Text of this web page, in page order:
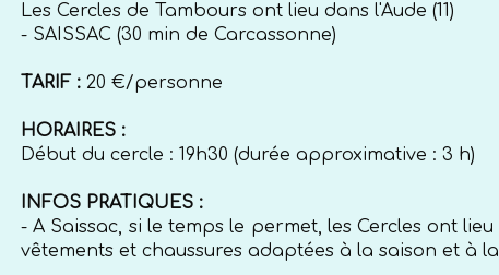
Les Cercles de Tambours ont lieu dans l'Aude (11)
- SAISSAC (30 min de Carcassonne)
TARIF : 20 €/personne
HORAIRES :
Début du cercle : 19h30 (durée approximative : 3 h)
INFOS PRATIQUES :
- A Saissac, si le temps le permet, les Cercles ont
vêtements et chaussures adaptées à la saison et à